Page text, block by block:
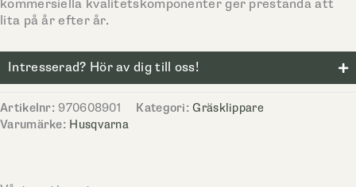
kommersiella kvalitetskomponenter ger prestanda att
lita på år efter år.
Intresserad? Hör av dig till oss!
Artikelnr:970608901 Kategori:Gräsklippare
Varumärke: Husqvarna